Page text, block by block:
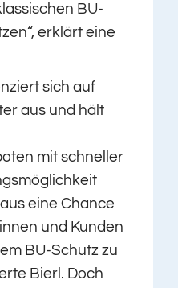
BU-
erklärt eine
sich auf
aus und hält
mit schneller
eine Chance
und Kunden
BU-Schutz zu
Bierl. Doch